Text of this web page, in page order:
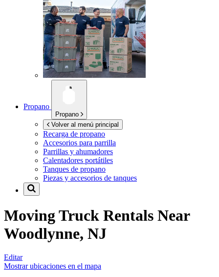
Propano
Propano
Volver al menú principal
Recarga de propano
Accesorios para parrilla
Parrillas y ahumadores
Calentadores portátiles
Tanques de propano
Piezas y accesorios de tanques
Moving Truck Rentals Near
Woodlynne, NJ
Editar
Mostrar ubicaciones en el mapa